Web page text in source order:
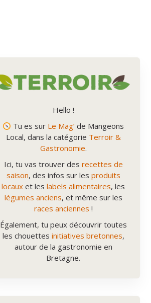
Hello !
Tu es sur Le Mag’ de Mangeons
Local, dans la catégorie Terroir &
Gastronomie.
Ici, tu vas trouver des recettes de
saison, des infos sur les produits
locaux et leslabels alimentaires, les
légumes anciens, et même sur les
races anciennes !
Également, tu peux découvrir toutes
les chouettes initiatives bretonnes,
autour de la gastronomie en
Bretagne.